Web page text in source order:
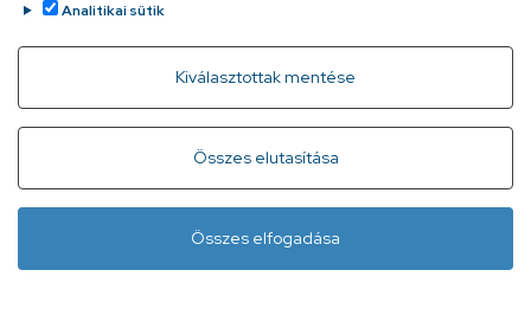
Analitikai sütik
Kiválasztottak mentése
Összes elutasítása
Withdraw consent
Összes elfogadása
Gyorslinkek
Adatvédelem Kapcsolat
+ 36 1 296 2556(normál díjas, 8:00-20:00 között
hívható)